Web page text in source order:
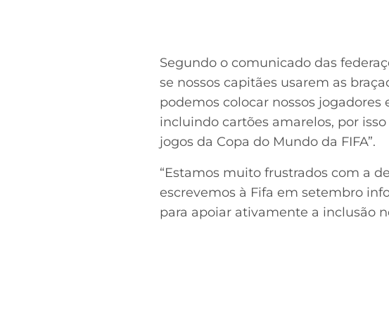
Segundo o comunicado das
se nossos capitães usarem as
podemos colocar nossos
incluindo cartões amarelos, por
jogos da Copa do Mundo da FIFA”.
“Estamos muito frustrados com a
escrevemos à Fifa em setembro
para apoiar ativamente a inclusão